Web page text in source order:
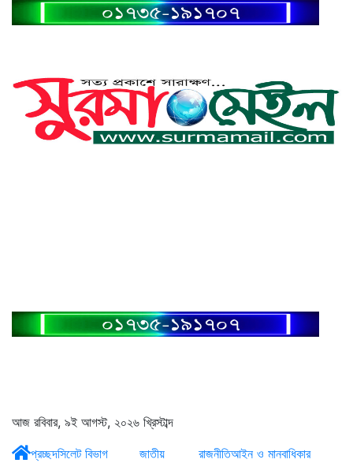
আজ রবিবার, ৯ই আগস্ট, ২০২৬ খ্রিস্টাব্দ
প্রচ্ছদসিলেট বিভাগ
জাতীয়
রাজনীতিআইন ও মানবাধিকার